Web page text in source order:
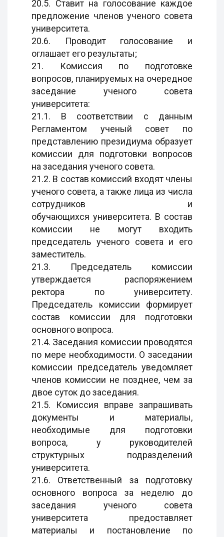
20.5. Ставит на голосование каждое
предложение членов ученого совета
университета.
20.6. Проводит голосование и
оглашает его результаты;
21. Комиссия по подготовке
вопросов, планируемых на очередное
заседание ученого совета
университета:
21.1. В соответствии с данным
Регламентом ученый совет по
представлению президиума образует
комиссии для подготовки вопросов
на заседания ученого совета.
21.2. В состав комиссий входят члены
ученого совета, а также лица из числа
сотрудников и
обучающихся университета. В состав
комиссии не могут входить
председатель ученого совета и его
заместитель.
21.3. Председатель комиссии
утверждается распоряжением
ректора по университету.
Председатель комиссии формирует
состав комиссии для подготовки
основного вопроса.
21.4. Заседания комиссии проводятся
по мере необходимости. О заседании
комиссии председатель уведомляет
членов комиссии не позднее, чем за
двое суток до заседания.
21.5. Комиссия вправе запрашивать
документы и материалы,
необходимые для подготовки
вопроса, у руководителей
структурных подразделений
университета.
21.6. Ответственный за подготовку
основного вопроса за неделю до
заседания ученого совета
университета предоставляет
материалы и постановление по